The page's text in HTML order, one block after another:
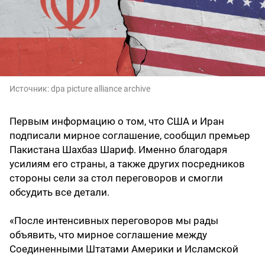
Источник:dpa picture alliance archive
Первым информацию о том, что США и Иран
подписали мирное соглашение, сообщил премьер
Пакистана Шахбаз Шариф. Именно благодаря
усилиям его страны, а также других посредников
стороны сели за стол переговоров и смогли
обсудить все детали.
«После интенсивных переговоров мы рады
объявить, что мирное соглашение между
Соединенными Штатами Америки и Исламской